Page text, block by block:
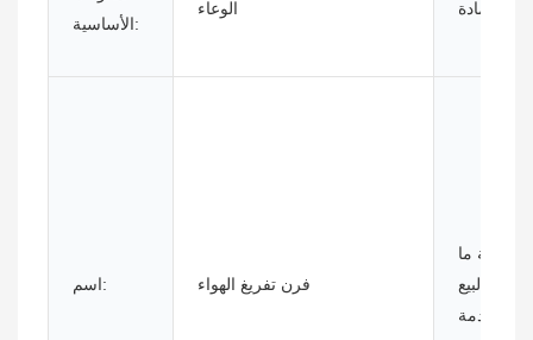
الأساسية:
الوعاء
اسم: فرن تفريغ الهواء
خدمة ما
بعد البيع